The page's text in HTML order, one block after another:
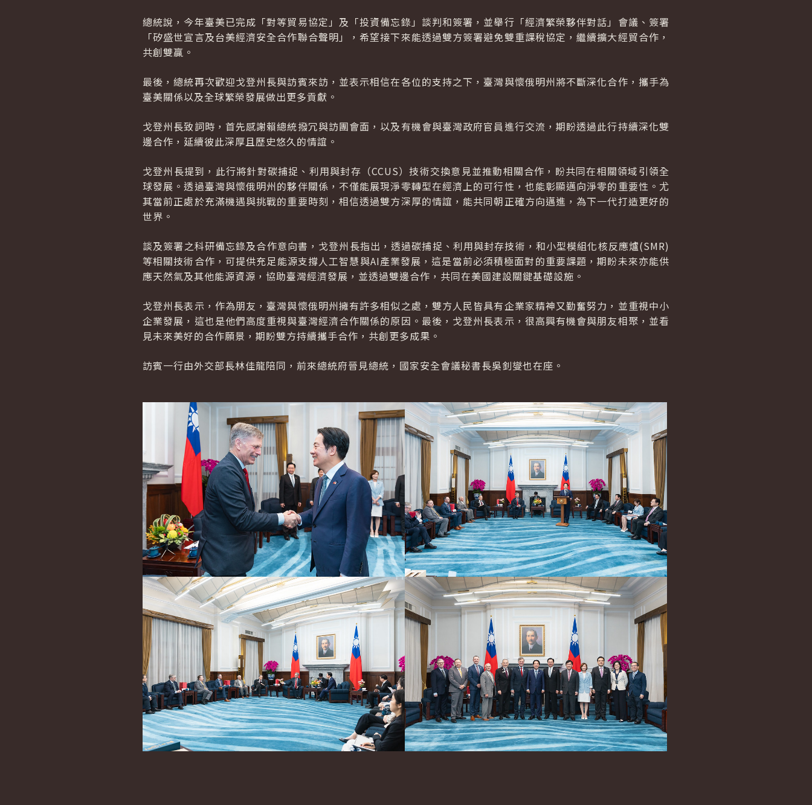
總統說，今年臺美已完成「對等貿易協定」及「投資備忘錄」談判和簽署，並舉行「經濟繁榮夥伴對話」會議、簽署
「矽盛世宣言及台美經濟安全合作聯合聲明」，希望接下來能透過雙方簽署避免雙重課稅協定，繼續擴大經貿合作，
共創雙贏。
最後，總統再次歡迎戈登州長與訪賓來訪，並表示相信在各位的支持之下，臺灣與懷俄明州將不斷深化合作，攜手為
臺美關係以及全球繁榮發展做出更多貢獻。
戈登州長致詞時，首先感謝賴總統撥冗與訪團會面，以及有機會與臺灣政府官員進行交流，期盼透過此行持續深化雙
邊合作，延續彼此深厚且歷史悠久的情誼。
戈登州長提到，此行將針對碳捕捉、利用與封存（CCUS）技術交換意見並推動相關合作，盼共同在相關領域引領全
球發展。透過臺灣與懷俄明州的夥伴關係，不僅能展現淨零轉型在經濟上的可行性，也能彰顯邁向淨零的重要性。尤
其當前正處於充滿機遇與挑戰的重要時刻，相信透過雙方深厚的情誼，能共同朝正確方向邁進，為下一代打造更好的
世界。
談及簽署之科研備忘錄及合作意向書，戈登州長指出，透過碳捕捉、利用與封存技術，和小型模組化核反應爐(SMR)
等相關技術合作，可提供充足能源支撐人工智慧與AI產業發展，這是當前必須積極面對的重要課題，期盼未來亦能供
應天然氣及其他能源資源，協助臺灣經濟發展，並透過雙邊合作，共同在美國建設關鍵基礎設施。
戈登州長表示，作為朋友，臺灣與懷俄明州擁有許多相似之處，雙方人民皆具有企業家精神又勤奮努力，並重視中小
企業發展，這也是他們高度重視與臺灣經濟合作關係的原因。最後，戈登州長表示，很高興有機會與朋友相聚，並看
見未來美好的合作願景，期盼雙方持續攜手合作，共創更多成果。
訪賓一行由外交部長林佳龍陪同，前來總統府晉見總統，國家安全會議秘書長吳釗燮也在座。